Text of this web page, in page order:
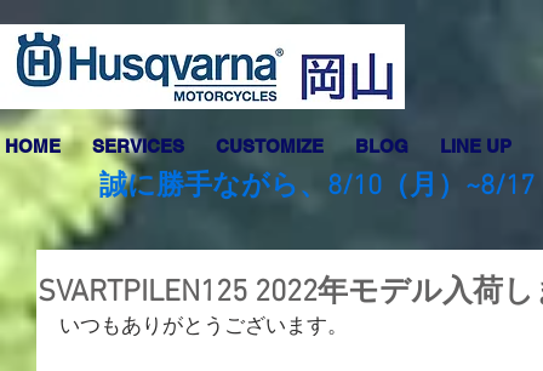
HOME SERVICES CUSTOMIZE BLOG LINE UP
誠に勝手ながら、8/10（月）~8/
SVARTPILEN125 2022年モデル入荷
いつもありがとうございます。